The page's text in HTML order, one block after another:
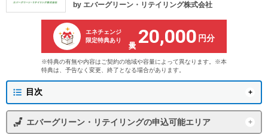
by エバーグリーン・リテイリング株式会社
エネチェンジ
限定特典あり
20,000 円分
※特典の有無や内容はご契約の地域や容量によって異なります。※本
特典は、予告なく変更、終了となる場合があります。
目次
エバーグリーン・リテイリングの申込可能エリア